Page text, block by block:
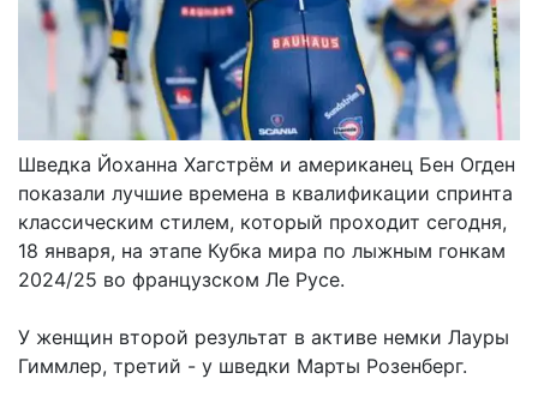
Шведка Йоханна Хагстрём и американец Бен Огден
показали лучшие времена в квалификации спринта
классическим стилем, который проходит сегодня,
18 января, на этапе Кубка мира по лыжным гонкам
2024/25 во французском Ле Русе.
У женщин второй результат в активе немки Лауры
Гиммлер, третий - у шведки Марты Розенберг.